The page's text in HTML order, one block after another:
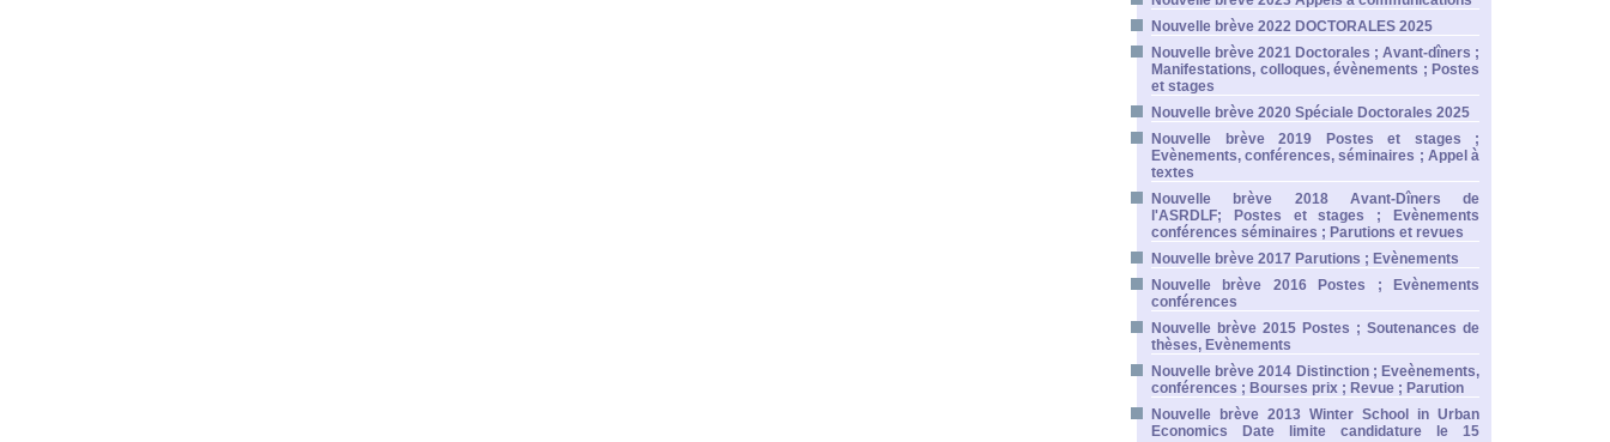
Nouvelle brève 2022 DOCTORALES 2025
Nouvelle brève 2021 Doctorales ; Avant-dîners ;
Manifestations, colloques, évènements ; Postes
et stages
Nouvelle brève 2020 Spéciale Doctorales 2025
Nouvelle brève 2019 Postes et stages ;
Evènements, conférences, séminaires ; Appel à
textes
Nouvelle brève 2018 Avant-Dîners de
l'ASRDLF; Postes et stages ; Evènements
conférences séminaires ; Parutions et revues
Nouvelle brève 2017 Parutions ; Evènements
Nouvelle brève 2016 Postes ; Evènements
conférences
Nouvelle brève 2015 Postes ; Soutenances de
thèses, Evènements
Nouvelle brève 2014 Distinction ; Eveènements,
conférences ; Bourses prix ; Revue ; Parution
Nouvelle brève 2013 Winter School in Urban
Economics Date limite candidature le 15